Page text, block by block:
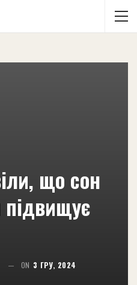
що сон
підвищує
ON 3 ГРУ, 2024